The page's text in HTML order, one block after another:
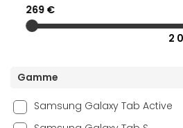
269 €
2
Gamme
Samsung Galaxy Tab Active